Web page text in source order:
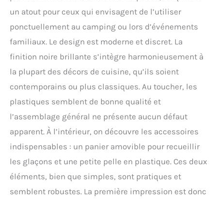
démarrer le mode
autonettoyant, ce qui vous
permet de ne pas vous
soucier de savoir
comment et de prendre le
temps de Ajoutez un peu
de citron ou de soda pour
un meilleur nettoyage.
Fonctionnement
silencieux : fonctionne à
un faible niveau de 35
décibels, de sorte que
environnement calme.
Ainsi, vous ne serez pas
dérangé par le bruit. Facile
à utiliser : il suffit de
remplir la machine à
un atout pour ceux qui envisagent de l’utiliser
ponctuellement au camping ou lors d’événements
familiaux. Le design est moderne et discret. La
finition noire brillante s’intègre harmonieusement à
la plupart des décors de cuisine, qu’ils soient
contemporains ou plus classiques. Au toucher, les
plastiques semblent de bonne qualité et
l’assemblage général ne présente aucun défaut
apparent. À l’intérieur, on découvre les accessoires
indispensables : un panier amovible pour recueillir
les glaçons et une petite pelle en plastique. Ces deux
éléments, bien que simples, sont pratiques et
semblent robustes. La première impression est donc